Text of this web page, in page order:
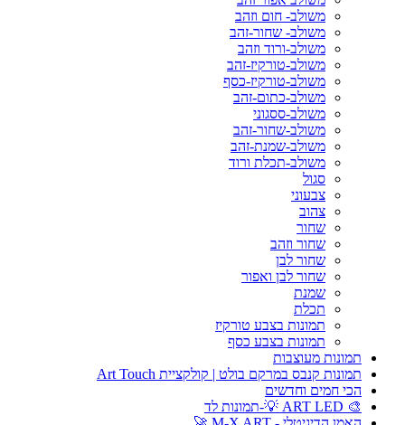
משולב- חום וזהב
משולב- שחור-זהב
משולב-ורוד וזהב
משולב-טורקיז-זהב
משולב-טורקיז-כסף
משולב-כתום-זהב
משולב-ססגוני
משולב-שחור-זהב
משולב-שמנת-זהב
משולב-תכלת ורוד
סגול
צבעוני
צהוב
שחור
שחור וזהב
שחור לבן
שחור לבן ואפור
שמנת
תכלת
תמונות בצבע טורקיז
תמונות בצבע כסף
תמונות מעוצבות
תמונות קנבס במרקם בולט | קולקציית Art Touch
הכי חמים וחדשים
🎨 ART LED 💡-תמונות לד